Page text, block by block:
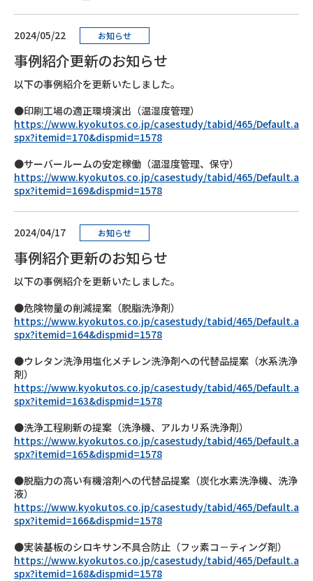
2024/05/22 お知らせ
事例紹介更新のお知らせ
以下の事例紹介を更新いたしました。
●印刷工場の適正環境演出（温湿度管理）
https://www.kyokutos.co.jp/casestudy/tabid/465/Default.a
spx?itemid=170&dispmid=1578
●サーバールームの安定稼働（温湿度管理、保守）
https://www.kyokutos.co.jp/casestudy/tabid/465/Default.a
spx?itemid=169&dispmid=1578
2024/04/17 お知らせ
事例紹介更新のお知らせ
以下の事例紹介を更新いたしました。
●危険物量の削減提案（脱脂洗浄剤）
https://www.kyokutos.co.jp/casestudy/tabid/465/Default.a
spx?itemid=164&dispmid=1578
●ウレタン洗浄用塩化メチレン洗浄剤への代替品提案（水系洗浄
剤）
https://www.kyokutos.co.jp/casestudy/tabid/465/Default.a
spx?itemid=163&dispmid=1578
●洗浄工程刷新の提案（洗浄機、アルカリ系洗浄剤）
https://www.kyokutos.co.jp/casestudy/tabid/465/Default.a
spx?itemid=165&dispmid=1578
●脱脂力の高い有機溶剤への代替品提案（炭化水素洗浄機、洗浄
液）
https://www.kyokutos.co.jp/casestudy/tabid/465/Default.a
spx?itemid=166&dispmid=1578
●実装基板のシロキサン不具合防止（フッ素コ－ティング剤）
https://www.kyokutos.co.jp/casestudy/tabid/465/Default.a
spx?itemid=168&dispmid=1578